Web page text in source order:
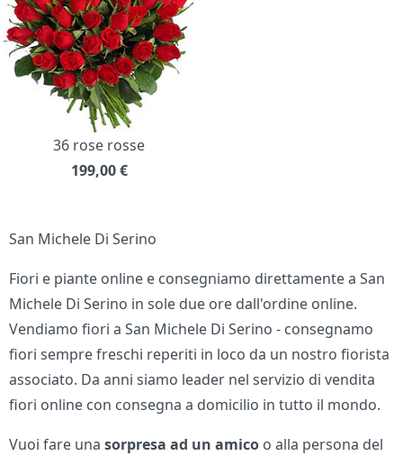
36 rose rosse
199,00 €
San Michele Di Serino
Fiori e piante online e consegniamo direttamente a San
Michele Di Serino in sole due ore dall'ordine online.
Vendiamo fiori a San Michele Di Serino - consegnamo
fiori sempre freschi reperiti in loco da un nostro fiorista
associato. Da anni siamo leader nel servizio di vendita
fiori online con consegna a domicilio in tutto il mondo.
Vuoi fare unasorpresa ad un amico o alla persona del